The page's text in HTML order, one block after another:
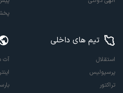
تیم های داخلی
استقلال
پرسپولیس
تراکتور
آث